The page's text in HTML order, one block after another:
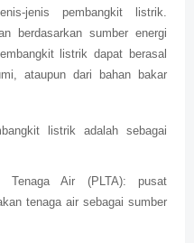
jenis pembangkit listrik.
berdasarkan sumber energi
listrik dapat berasal
ataupun dari bahan bakar
listrik adalah sebagai
Tenaga Air (PLTA): pusat
tenaga air sebagai sumber